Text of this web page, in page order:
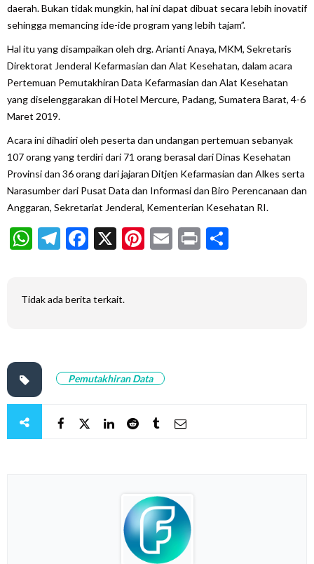
daerah. Bukan tidak mungkin, hal ini dapat dibuat secara lebih inovatif
sehingga memancing ide-ide program yang lebih tajam”.
Hal itu yang disampaikan oleh drg. Arianti Anaya, MKM, Sekretaris
Direktorat Jenderal Kefarmasian dan Alat Kesehatan, dalam acara
Pertemuan Pemutakhiran Data Kefarmasian dan Alat Kesehatan
yang diselenggarakan di Hotel Mercure, Padang, Sumatera Barat, 4-6
Maret 2019.
Acara ini dihadiri oleh peserta dan undangan pertemuan sebanyak
107 orang yang terdiri dari 71 orang berasal dari Dinas Kesehatan
Provinsi dan 36 orang dari jajaran Ditjen Kefarmasian dan Alkes serta
Narasumber dari Pusat Data dan Informasi dan Biro Perencanaan dan
Anggaran, Sekretariat Jenderal, Kementerian Kesehatan RI.
WhatsApp
Telegram
Facebook
X Pinterest
Email
Print
Tidak ada berita terkait.
Pemutakhiran Data